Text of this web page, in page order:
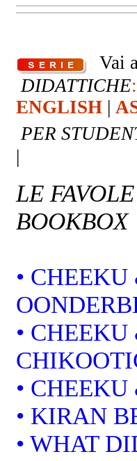
Vai
DIDATTICHE:
ENGLISH |
PER
|
LE
BOOKBOX
•
•
•
• KIRAN
• WHAT